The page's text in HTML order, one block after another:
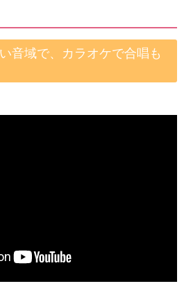
音域で、カラオケで合唱も